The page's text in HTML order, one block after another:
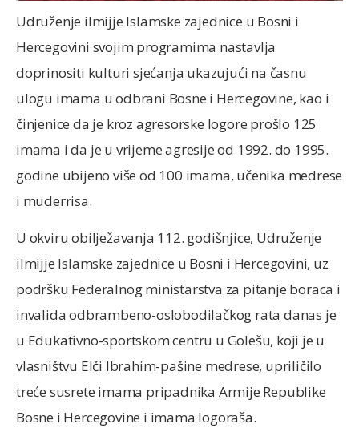
Udruženje ilmijje Islamske zajednice u Bosni i
Hercegovini svojim programima nastavlja
doprinositi kulturi sjećanja ukazujući na časnu
ulogu imama u odbrani Bosne i Hercegovine, kao i
činjenice da je kroz agresorske logore prošlo 125
imama i da je u vrijeme agresije od 1992. do 1995.
godine ubijeno više od 100 imama, učenika medrese
i muderrisa.
U okviru obilježavanja 112. godišnjice, Udruženje
ilmijje Islamske zajednice u Bosni i Hercegovini, uz
podršku Federalnog ministarstva za pitanje boraca i
invalida odbrambeno-oslobodilačkog rata danas je
u Edukativno-sportskom centru u Golešu, koji je u
vlasništvu Elči Ibrahim-pašine medrese, upriličilo
treće susrete imama pripadnika Armije Republike
Bosne i Hercegovine i imama logoraša.